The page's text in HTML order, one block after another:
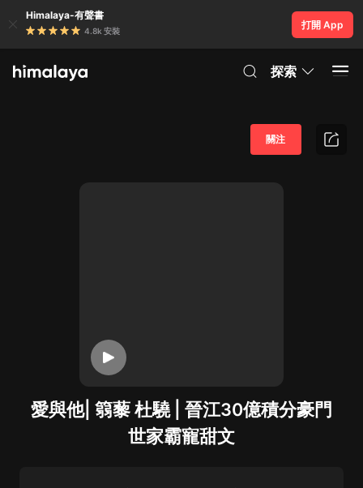
Himalaya-有聲書
4.8k 安裝
打開 App
探索
愛與他| 篛藜 杜驍 | 晉江30億積分豪門
世家霸寵甜文
關注